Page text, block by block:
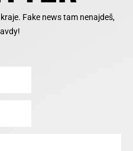
Fake news tam nenajdeš,